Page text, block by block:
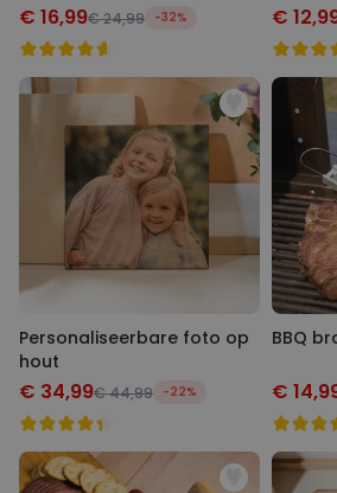
€ 16,99€ 24,99 -32% €
Personaliseerbare foto op
hout
€ 34,99€ 44,99 -22%
BBQ
€